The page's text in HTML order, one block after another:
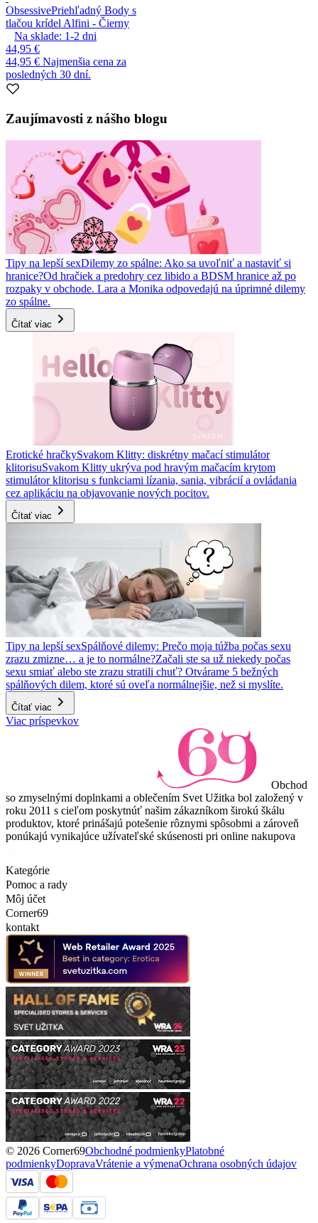
ObsessivePriehľadný Body s
tlačou krídel Alfini - Čierny
Na sklade: 1-2 dni
44,95 €
44,95 € Najmenšia cena za
posledných 30 dní.
Zaujímavosti z nášho blogu
Tipy na lepší sexDilemy zo spálne: Ako sa uvoľniť a nastaviť si
hranice?Od hračiek a predohry cez libido a BDSM hranice až po
rozpaky v obchode. Lara a Monika odpovedajú na úprimné dilemy
zo spálne.
Čítať viac
Erotické hračkySvakom Klitty: diskrétny mačací stimulátor
klitorisuSvakom Klitty ukrýva pod hravým mačacím krytom
stimulátor klitorisu s funkciami lízania, sania, vibrácií a ovládania
cez aplikáciu na objavovanie nových pocitov.
Čítať viac
Tipy na lepší sexSpálňové dilemy: Prečo moja túžba počas sexu
zrazu zmizne… a je to normálne?Začali ste sa už niekedy počas
sexu smiať alebo ste zrazu stratili chuť? Otvárame 5 bežných
spálňových dilem, ktoré sú oveľa normálnejšie, než si myslíte.
Čítať viac
Viac príspevkov
Obchod
so zmyselnými doplnkami a oblečením Svet Užitka bol založený v
roku 2011 s cieľom poskytnúť našim zákazníkom širokú škálu
produktov, ktoré prinášajú potešenie rôznymi spôsobmi a zároveň
ponúkajú vynikajúce užívateľské skúsenosti pri online nakupova
Kategórie
Pomoc a rady
Môj účet
Corner69
kontakt
© 2026 Corner69Obchodné podmienkyPlatobné
podmienkyDopravaVrátenie a výmenaOchrana osobných údajov